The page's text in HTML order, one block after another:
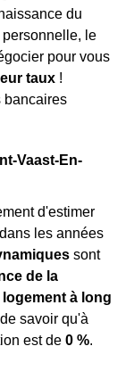
du
le
pour vous
taux !
bancaires
Vaast-En-
d'estimer
dans les années
sont
de la
à long
savoir qu'à
est de 0 %.